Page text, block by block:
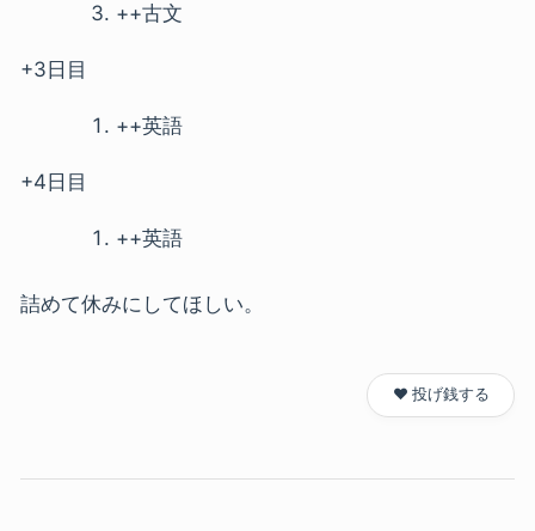
++古文
+3日目
++英語
+4日目
++英語
詰めて休みにしてほしい。
❤️ 投げ銭する